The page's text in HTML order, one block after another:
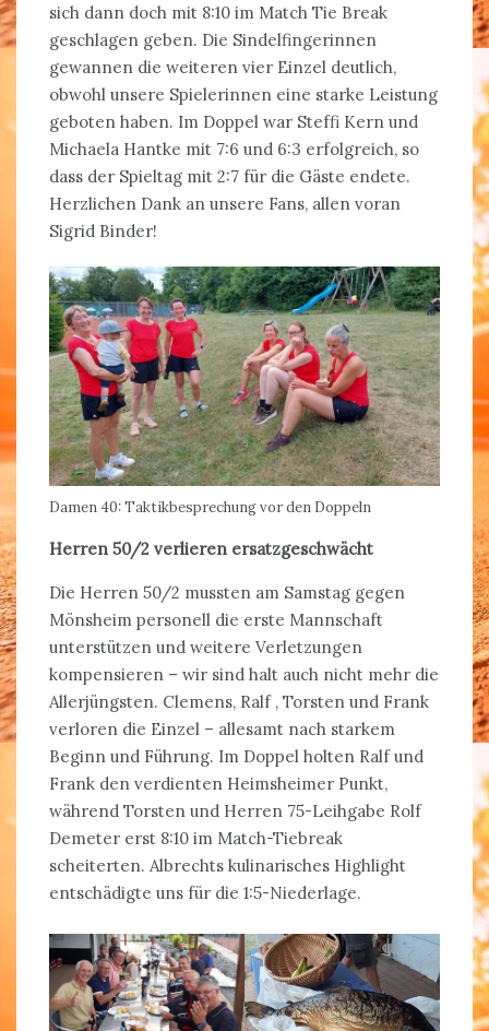
sich dann doch mit 8:10 im Match Tie Break
geschlagen geben. Die Sindelfingerinnen
gewannen die weiteren vier Einzel deutlich,
obwohl unsere Spielerinnen eine starke Leistung
geboten haben. Im Doppel war Steffi Kern und
Michaela Hantke mit 7:6 und 6:3 erfolgreich, so
dass der Spieltag mit 2:7 für die Gäste endete.
Herzlichen Dank an unsere Fans, allen voran
Sigrid Binder!
Damen 40: Taktikbesprechung vor den Doppeln
Herren 50/2 verlieren ersatzgeschwächt
Die Herren 50/2 mussten am Samstag gegen
Mönsheim personell die erste Mannschaft
unterstützen und weitere Verletzungen
kompensieren – wir sind halt auch nicht mehr die
Allerjüngsten. Clemens, Ralf , Torsten und Frank
verloren die Einzel – allesamt nach starkem
Beginn und Führung. Im Doppel holten Ralf und
Frank den verdienten Heimsheimer Punkt,
während Torsten und Herren 75-Leihgabe Rolf
Demeter erst 8:10 im Match-Tiebreak
scheiterten. Albrechts kulinarisches Highlight
entschädigte uns für die 1:5-Niederlage.